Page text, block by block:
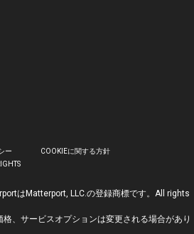
はMatterport, LLC.の登録商標です。All rights
、サービスオプションは変更される場合があり
ー
COOKIEに関する方針